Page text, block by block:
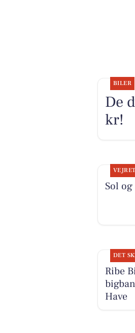
BILER
De
kr!
VEJRET
Sol
DET
Ribe
Have